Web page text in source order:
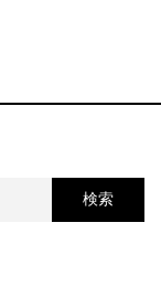
検索